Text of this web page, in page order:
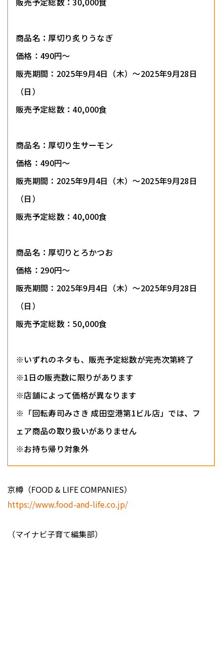
商品名：厚切り炙りうなぎ
価格：490円～
販売期間：2025年9月4日（木）～2025年9月28日
（日）
販売予定総数：40,000食
商品名：厚切り生サーモン
価格：490円～
販売期間：2025年9月4日（木）～2025年9月28日
（日）
販売予定総数：40,000食
商品名：厚切りとろかつお
価格：290円～
販売期間：2025年9月4日（木）～2025年9月28日
（日）
販売予定総数：50,000食
※いずれのネタも、販売予定総数が完売次第終了
※1日の販売数に限りがあります
※店舗によって価格が異なります
※「回転寿司みさき 成田空港第1ビル店」では、フ
ェア商品の取り扱いがありません
※お持ち帰り対象外
京樽（FOOD & LIFE COMPANIES）
https://www.food-and-life.co.jp/
（マイナビ子育て編集部）